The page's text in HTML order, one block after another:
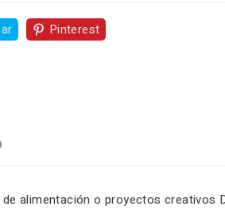
Pinterest
alimentación o proyectos creativos